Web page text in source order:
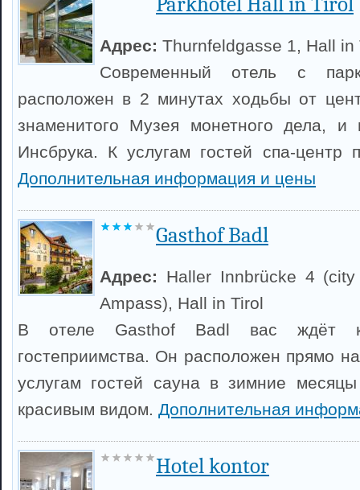
Адрес: Thurnfeldgasse 1, Hall in
Современный отель с
расположен в 2 минутах ходьбы от
знаменитого Музея монетного дела,
Инсбрука. К услугам гостей спа-
Дополнительная информация и цены
Gasthof Badl
Адрес: Haller Innbrücke 4
Ampass), Hall in Tirol
В отеле Gasthof Badl вас ждёт
гостеприимства. Он расположен прямо
услугам гостей сауна в зимние
красивым видом. Дополнительная
Hotel kontor